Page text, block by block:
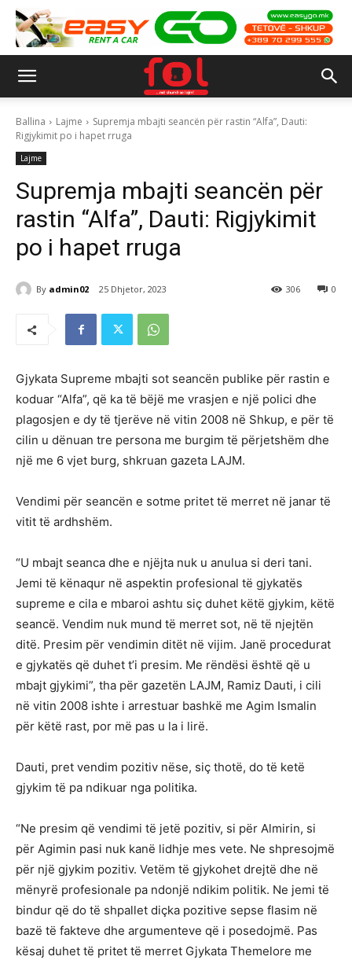
Ballina Lajme
Supremja mbajti seancën për rastin “Alfa”, Dauti:
Rigjykimit po i hapet rruga
Lajme
Supremja mbajti seancën për
rastin “Alfa”, Dauti: Rigjykimit
po i hapet rruga
By admin02 25 Dhjetor, 2023 0
306
Gjykata Supreme mbajti sot seancën publike për rastin e
koduar “Alfa”, që ka të bëjë me vrasjen e një polici dhe
plagosjen e dy të tjerëve në vitin 2008 në Shkup, e për të
cilin u dënuan tre persona me burgim të përjetshëm dhe
një me 6 vjet burg, shkruan gazeta LAJM.
Vendimi për seancën e sotme pritet të merret në janar të
vitit të ardhshëm.
“U mbajt seanca dhe e njëjta nuk u anulua si deri tani.
Jemi të kënaqur në aspektin profesional të gjykatës
supreme e cila e mbaroi ashtu siç duhet këtë gjykim, këtë
seancë. Vendim nuk mund të merret sot, në të njejtën
ditë. Presim për vendimin ditët në vijim. Janë procedurat
e gjykatës që duhet t’i presim. Me rëndësi është që u
mbajt gjykimi”, tha për gazetën LAJM, Ramiz Dauti, i cili
në vitin 2008 ishte i arrestuar bashkë me Agim Ismalin
për këtë rast, por më pas u la i lirë.
Dauti, pret vendim pozitiv nëse, siç thotë, do të ketë
gjykim të pa ndikuar nga politika.
“Ne presim që vendimi të jetë pozitiv, si për Almirin, si
për Agimin pasi nuk kanë lidhje mes vete. Ne shpresojmë
për një gjykim pozitiv. Vetëm të gjykohet drejtë dhe në
mënyrë profesionale pa ndonjë ndikim politik. Ne jemi të
bindur që do të shpallet diçka pozitive sepse flasim në
bazë të fakteve dhe argumenteve që i posedojmë. Pas
kësaj duhet të pritet të merret Gjykata Themelore me